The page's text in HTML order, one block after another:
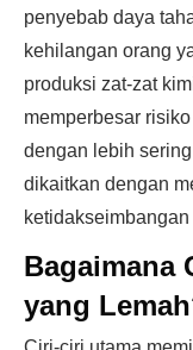
penyebab daya
kehilangan orang
produksi zat-zat
memperbesar
dengan lebih
dikaitkan dengan
Bagaimana
yang